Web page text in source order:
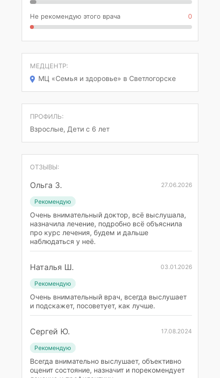
Не рекомендую этого врача 0
МЕДЦЕНТР:
МЦ «Семья и здоровье» в Светлогорске
ПРОФИЛЬ:
Взрослые, Дети с 6 лет
ОТЗЫВЫ:
Ольга З. 27.06.2026
Рекомендую
Очень внимательный доктор, всё выслушала,
назначила лечение, подробно всё объяснила
про курс лечения, будем и дальше
наблюдаться у неё.
Наталья Ш. 03.01.2026
Рекомендую
Очень внимательный врач, всегда выслушает
и подскажет, посоветует, как лучше.
Сергей Ю. 17.08.2024
Рекомендую
Всегда внимательно выслушает, объективно
оценит состояние, назначит и порекомендует